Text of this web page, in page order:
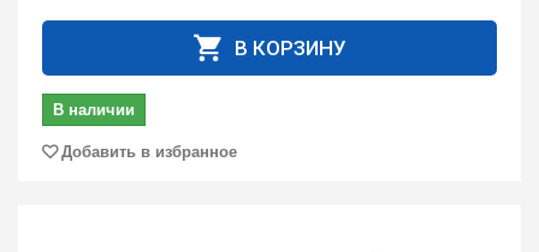
В КОРЗИНУ
В наличии
Добавить в избранное